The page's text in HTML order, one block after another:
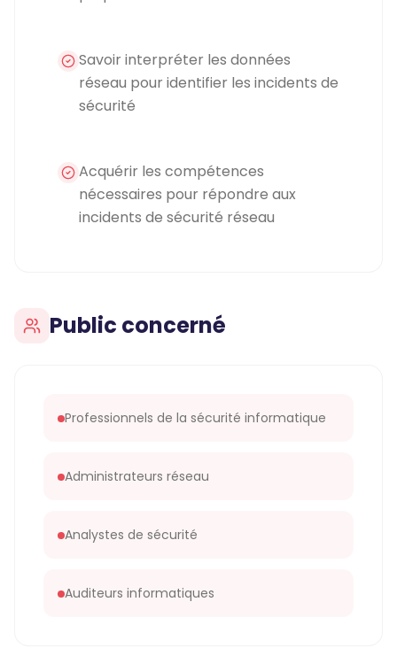
Savoir interpréter les données
réseau pour identifier les incidents de
sécurité
Acquérir les compétences
nécessaires pour répondre aux
incidents de sécurité réseau
Public concerné
Professionnels de la sécurité informatique
Administrateurs réseau
Analystes de sécurité
Auditeurs informatiques